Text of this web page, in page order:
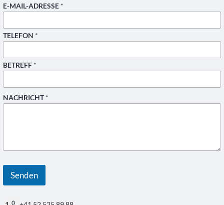
Vorname
E-MAIL-ADRESSE *
TELEFON *
BETREFF *
NACHRICHT*
*
Senden